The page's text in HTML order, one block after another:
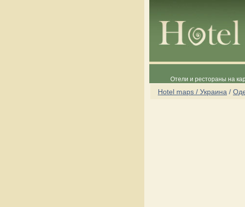
Отели и рестораны на
Hotel maps / Украина /